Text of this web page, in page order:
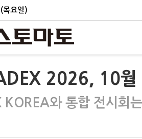
요일)
2026, 10월
KOREA와 통합 전시회